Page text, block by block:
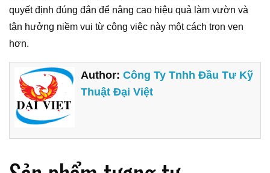
quyết định đúng đắn để nâng cao hiệu quả làm vườn và
tận hưởng niềm vui từ công việc này một cách trọn vẹn
hơn.
Author:Công Ty Tnhh Đầu Tư Kỹ
Thuật Đại Việt